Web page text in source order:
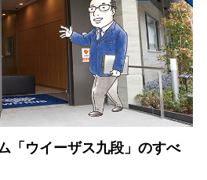
「ウイーザス九段」のすべ